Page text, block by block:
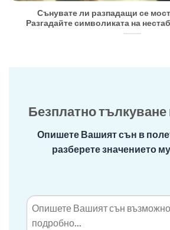
Сънувате ли разпадащи се
Разгадайте символиката на
Безплатно
Опишете Вашият сън в
разберете значението